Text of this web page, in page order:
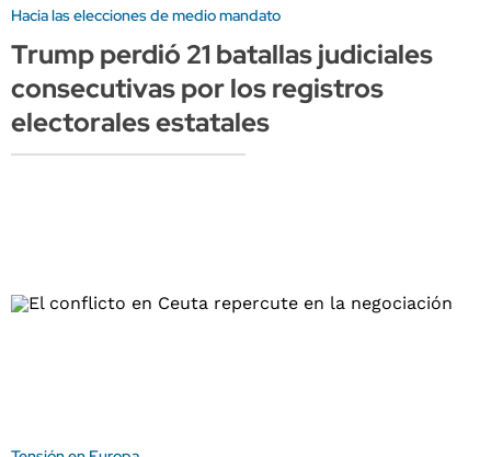
Hacia las elecciones de medio mandato
Trump perdió 21 batallas judiciales
consecutivas por los registros
electorales estatales